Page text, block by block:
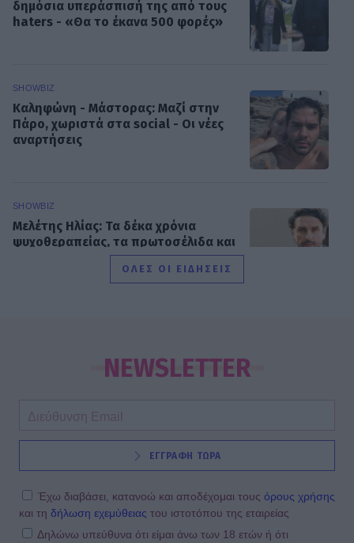
δημόσια υπεράσπισή της από τους
haters - «Θα το έκανα 500 φορές»
SHOWBIZ
Καληφώνη - Μάστορας: Μαζί στην
Πάρο, χωριστά στα social - Οι νέες
αναρτήσεις
SHOWBIZ
Μελέτης Ηλίας: Τα δέκα χρόνια
ψυχοθεραπείας, τα πρωτοσέλιδα και
ο «τέλειος» γάμος
57 ετών; Και όμως! Τόσα κεράκια θα
έχει η τούρτα της σήμερα!
SHOWBIZ
Καλομοίρα: «Όταν κάνω δίαιτα, το
αναλυτικά τη συνταγή που
μοιράστηκε
ΟΛΕΣ ΟΙ ΕΙΔΗΣΕΙΣ
NEWSLETTER
ΕΓΓΡΑΦΗ ΤΩΡΑ
Έχω διαβάσει, κατανοώ και αποδέχομαι τους όρους χρήσης
και τη δήλωση εχεμύθειας του ιστοτόπου της εταιρείας
Δηλώνω υπεύθυνα ότι είμαι άνω των 18 ετών ή ότι